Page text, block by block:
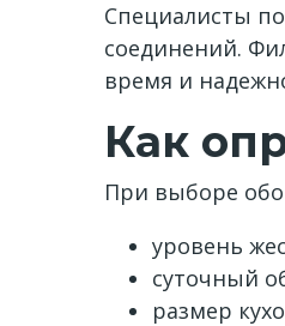
Специалисты
соединений.
время и
Как
При выборе
уровень
суточный
размер